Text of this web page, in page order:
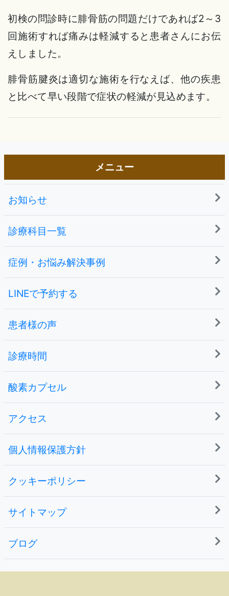
初検の問診時に腓骨筋の問題だけであれば2～3
回施術すれば痛みは軽減すると患者さんにお伝
えしました。
腓骨筋腱炎は適切な施術を行なえば、他の疾患
と比べて早い段階で症状の軽減が見込めます。
メニュー
お知らせ
診療科目一覧
症例・お悩み解決事例
LINEで予約する
患者様の声
診療時間
酸素カプセル
アクセス
個人情報保護方針
クッキーポリシー
サイトマップ
ブログ